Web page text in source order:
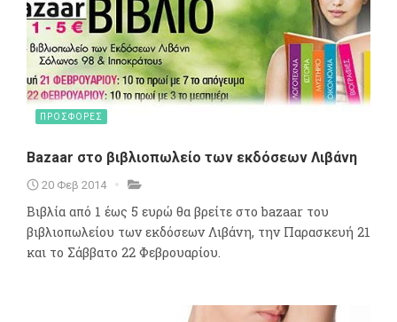
ΠΡΟΣΦΟΡΕΣ
Bazaar στο βιβλιοπωλείο των εκδόσεων Λιβάνη
20 Φεβ 2014
Βιβλία από 1 έως 5 ευρώ θα βρείτε στο bazaar του
βιβλιοπωλείου των εκδόσεων Λιβάνη, την Παρασκευή 21
και το Σάββατο 22 Φεβρουαρίου.